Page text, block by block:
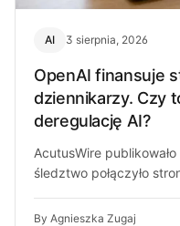
AI 3 sierpnia, 2026
OpenAI finansuje
dziennikarzy. Czy
deregulację AI?
AcutusWire
śledztwo połączyło
By Agnieszka Zugaj